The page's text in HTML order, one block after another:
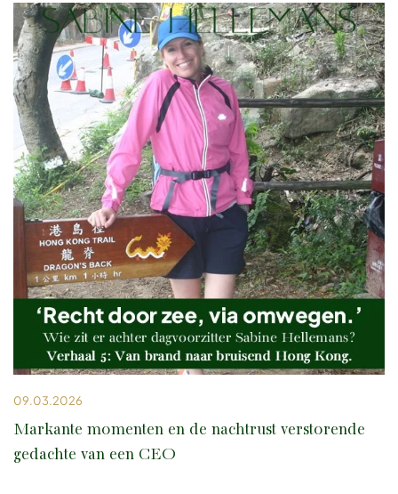
09.03.2026
Markante momenten en de nachtrust verstorende
gedachte van een CEO